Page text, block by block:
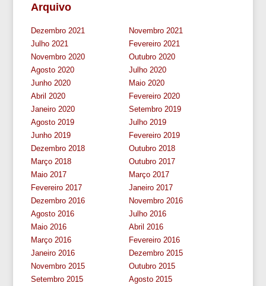
Arquivo
Dezembro 2021
Novembro 2021
Julho 2021
Fevereiro 2021
Novembro 2020
Outubro 2020
Agosto 2020
Julho 2020
Junho 2020
Maio 2020
Abril 2020
Fevereiro 2020
Janeiro 2020
Setembro 2019
Agosto 2019
Julho 2019
Junho 2019
Fevereiro 2019
Dezembro 2018
Outubro 2018
Março 2018
Outubro 2017
Maio 2017
Março 2017
Fevereiro 2017
Janeiro 2017
Dezembro 2016
Novembro 2016
Agosto 2016
Julho 2016
Maio 2016
Abril 2016
Março 2016
Fevereiro 2016
Janeiro 2016
Dezembro 2015
Novembro 2015
Outubro 2015
Setembro 2015
Agosto 2015